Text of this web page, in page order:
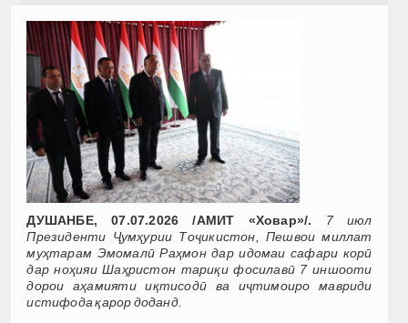
ДУШАНБЕ, 07.07.2026 /АМИТ «Ховар»/. 7 июл
Президенти Ҷумҳурии Тоҷикистон, Пешвои миллат
муҳтарам Эмомалӣ Раҳмон дар идомаи сафари корӣ
дар ноҳияи Шаҳристон тариқи фосилавӣ 7 иншооти
дорои аҳамияти иқтисодӣ ва иҷтимоиро мавриди
истифода қарор доданд.